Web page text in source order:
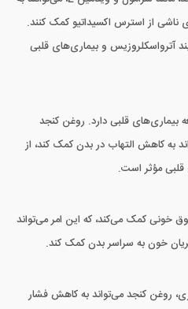
از استرس اکسیداتیو کمک کنند.
آترواسکلروزیس و بیماری‌های قلبی
بیماری‌های قلبی دارد. روغن کنجد
به کاهش التهاب در بدن کمک کند، از
مؤثر است.
خونی کمک می‌کند، که این امر می‌تواند
خون به سراسر بدن کمک کند.
روغن کنجد می‌تواند به کاهش فشار